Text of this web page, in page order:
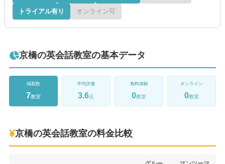
トライアル有り オンライン可
京橋の英会話教室の基本データ
掲載数
7教室
平均評価
3.6点
無料体験
0教室
オンライン
0教室
京橋の英会話教室の料金比較